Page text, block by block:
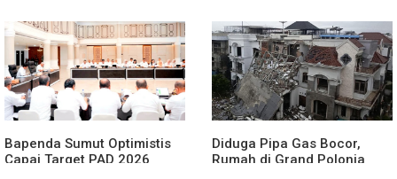
Bapenda Sumut Optimistis
Capai Target PAD 2026
Diduga Pipa Gas Bocor,
Rumah di Grand Polonia